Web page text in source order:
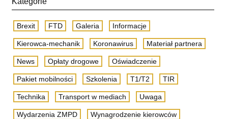
Brexit FTD Galeria Informacje
Kierowca-mechanik Koronawirus Materiał partnera
News Opłaty drogowe Oświadczenie
Pakiet mobilności Szkolenia T1/T2 TIR
Technika Transport w mediach Uwaga
Wydarzenia ZMPD Wynagrodzenie kierowców